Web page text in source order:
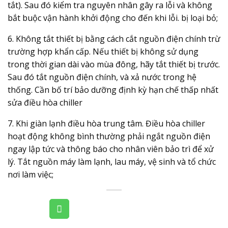
tắt). Sau đó kiểm tra nguyên nhân gây ra lỗi và không
bắt buộc vận hành khởi động cho đến khi lỗi. bị loại bỏ;
6. Không tắt thiết bị bằng cách cắt nguồn điện chính trừ
trường hợp khẩn cấp. Nếu thiết bị không sử dụng
trong thời gian dài vào mùa đông, hãy tắt thiết bị trước.
Sau đó tắt nguồn điện chính, và xả nước trong hệ
thống. Cần bố trí bảo dưỡng định kỳ hạn chế thấp nhất
sửa điều hòa chiller
7. Khi giàn lạnh điều hòa trung tâm. Điều hòa chiller
hoạt động không bình thường phải ngắt nguồn điện
ngay lập tức và thông báo cho nhân viên bảo trì để xử
lý. Tắt nguồn máy làm lạnh, lau máy, vệ sinh và tổ chức
nơi làm việc;